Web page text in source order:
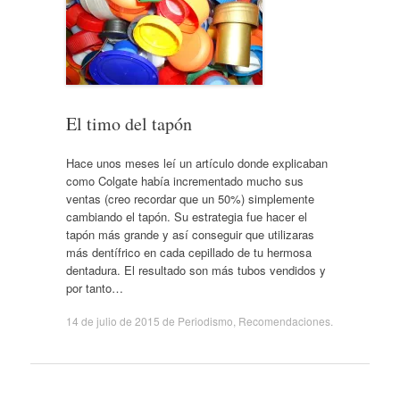
El timo del tapón
Hace unos meses leí un artículo donde explicaban
como Colgate había incrementado mucho sus
ventas (creo recordar que un 50%) simplemente
cambiando el tapón. Su estrategia fue hacer el
tapón más grande y así conseguir que utilizaras
más dentífrico en cada cepillado de tu hermosa
dentadura. El resultado son más tubos vendidos y
por tanto…
14 de julio de 2015 de Periodismo Recomendaciones.